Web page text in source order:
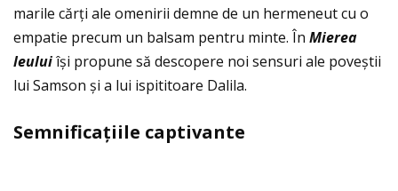
marile cărţi ale omenirii demne de un hermeneut cu o
empatie precum un balsam pentru minte. În Mierea
leuluiîși propune să descopere noi sensuri ale poveștii
lui Samson și a lui ispititoare Dalila.
Semnificaţiile captivante